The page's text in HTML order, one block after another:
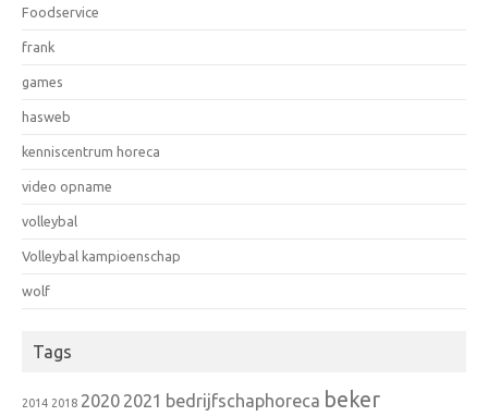
Foodservice
frank
games
hasweb
kenniscentrum horeca
video opname
volleybal
Volleybal kampioenschap
wolf
Tags
2014 2018 2020 2021 bedrijfschaphoreca beker